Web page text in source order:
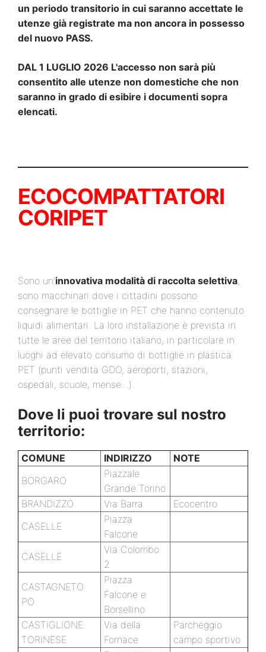
un periodo transitorio in cui saranno accettate le
utenze già registrate ma non ancora in possesso
del nuovo PASS.
DAL 1 LUGLIO 2026 L'accesso non sarà più
consentito alle utenze non domestiche che non
saranno in grado di esibire i documenti sopra
elencati.
ECOCOMPATTATORI
CORIPET
Sono un’innovativa modalità di raccolta selettiva,
sono macchinari dove i cittadini possono
consegnare le bottiglie in PET che hanno contenuto
liquidi alimentari. La loro installazione è prevista in
tutte le aree del territorio italiano, in particolare in
luoghi ad elevato consumo di bottiglie in plastica
PET (punti vendita GDO, aeroporti, stazioni,
ospedali, scuole, mense…).
Dove li puoi trovare sul nostro
territorio:
COMUNE INDIRIZZO
NOTE
BORGARO
Piazzale
Grande Torino
BRANDIZZO
Via Barra
Ecocentro
CASELLE
Piazza
Falcone
CASELLE
Via Colombo
2
CASTAGNETO
PO
Piazza
Falcone e
Borsellino
CASTIGLIONE
TORINESE
Via della
Fornace
Parcheggio
campo sportivo